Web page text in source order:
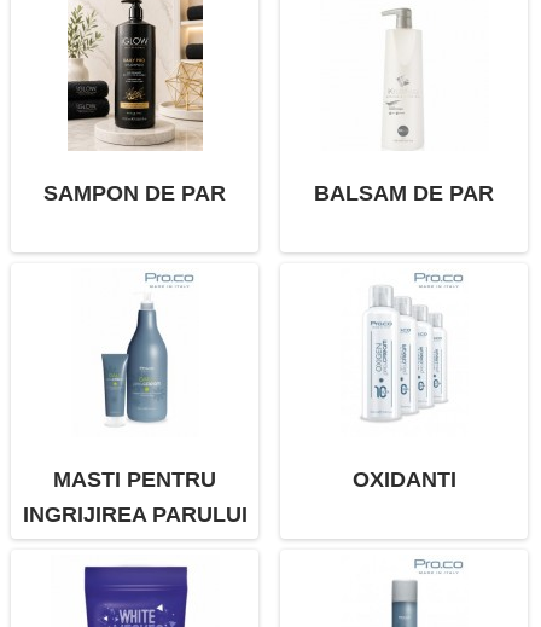
SAMPON DE PAR BALSAM DE PAR
MASTI PENTRU
INGRIJIREA PARULUI
OXIDANTI